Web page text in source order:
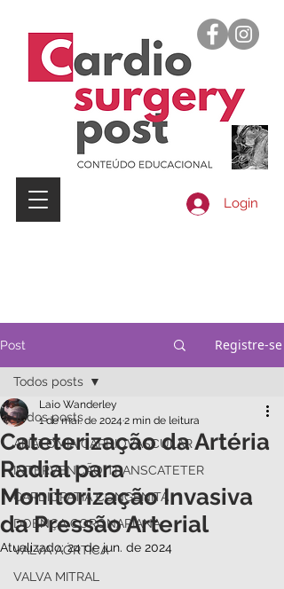
Login
Post Registre-se
Todos posts
ANATOMIA CARDIOVASCULAR
INTERVENÇÃO TRANSCATETER
CARDIOPATIA CONGÊNITA
DOENÇA CORONARIANA
VALVA AÓRTICA
VALVA MITRAL
Todos posts
Cateterização da Artéria
Radial para
Monitorização Invasiva
da Pressão Arterial
Laio Wanderley
1 de mai. de 2024 2 min de leitura
Atualizado:24 de jun. de 2024